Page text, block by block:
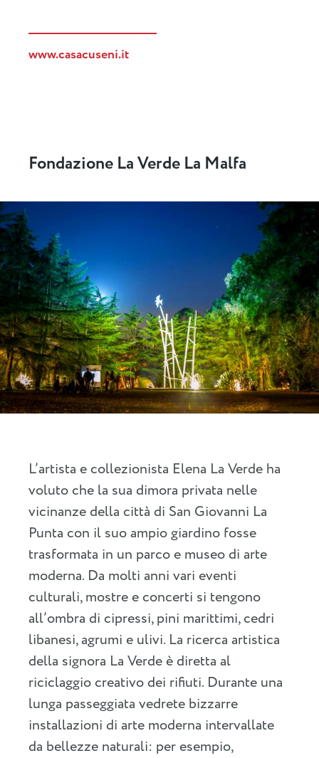
www.casacuseni.it
Fondazione La Verde La Malfa
L’artista e collezionista Elena La Verde ha
voluto che la sua dimora privata nelle
vicinanze della città di San Giovanni La
Punta con il suo ampio giardino fosse
trasformata in un parco e museo di arte
moderna. Da molti anni vari eventi
culturali, mostre e concerti si tengono
all’ombra di cipressi, pini marittimi, cedri
libanesi, agrumi e ulivi. La ricerca artistica
della signora La Verde è diretta al
riciclaggio creativo dei rifiuti. Durante una
lunga passeggiata vedrete bizzarre
installazioni di arte moderna intervallate
da bellezze naturali: per esempio,